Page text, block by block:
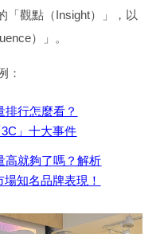
「觀點（Insight）」，以
）」。
：
排行怎麼看？
3C」十大事件
高就夠了嗎？解析
場知名品牌表現！